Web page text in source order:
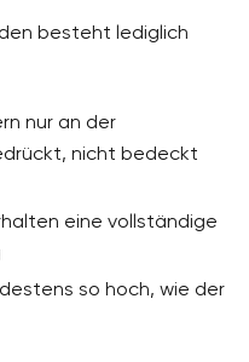
besteht lediglich
nur an der
nicht bedeckt
eine vollständige
so hoch, wie der